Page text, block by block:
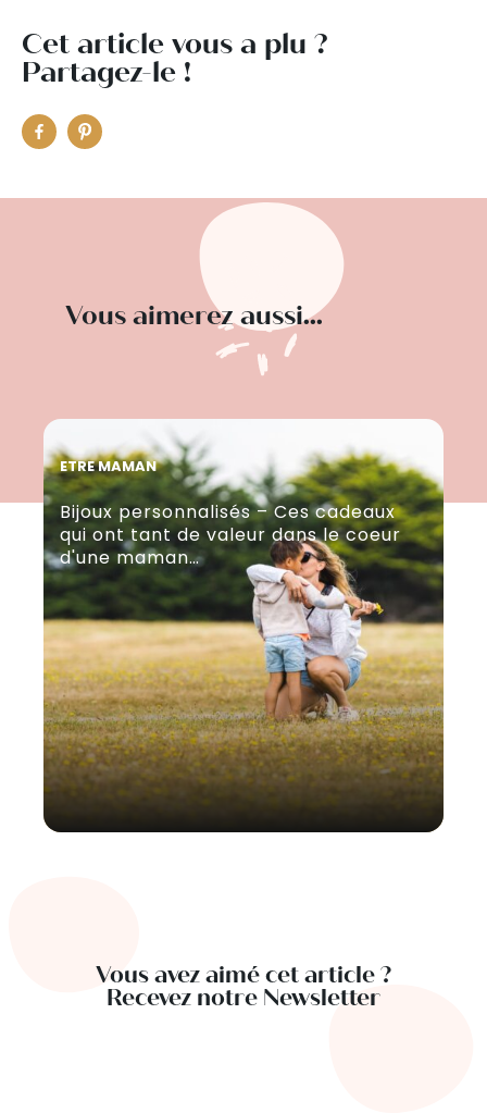
Cet article vous a plu ?
Partagez-le !
Vous aimerez aussi...
ETRE MAMAN
Bijoux personnalisés – Ces cadeaux
qui ont tant de valeur dans le coeur
d'une maman…
Vous avez aimé cet article ?
Recevez notre Newsletter